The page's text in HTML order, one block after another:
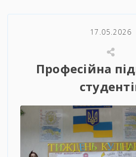
17.05.2026
Професійна